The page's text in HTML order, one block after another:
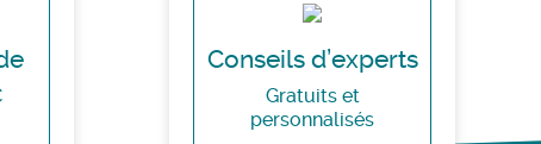
Conseils d’experts
Gratuits et
personnalisés